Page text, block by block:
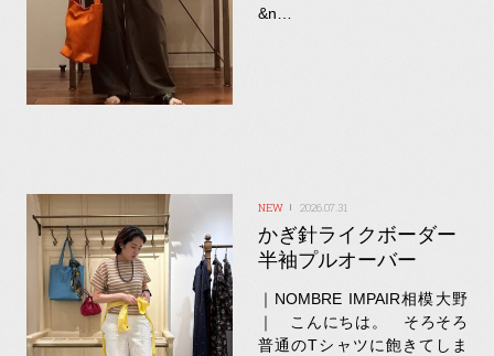
&n…
2026.07.31
かぎ針ライクボーダー
半袖プルオーバー
｜NOMBRE IMPAIR相模大野
｜ こんにちは。 そろそろ
普通のTシャツに飽きてしま